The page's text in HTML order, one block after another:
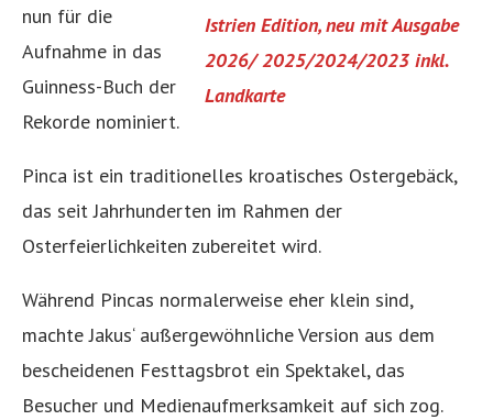
Istrien Edition, neu mit Ausgabe
2026/ 2025/2024/2023 inkl.
Landkarte
nun für die
Aufnahme in das
Guinness-Buch der
Rekorde nominiert.
Pinca ist ein traditionelles kroatisches Ostergebäck,
das seit Jahrhunderten im Rahmen der
Osterfeierlichkeiten zubereitet wird.
Während Pincas normalerweise eher klein sind,
machte Jakus‘ außergewöhnliche Version aus dem
bescheidenen Festtagsbrot ein Spektakel, das
Besucher und Medienaufmerksamkeit auf sich zog.